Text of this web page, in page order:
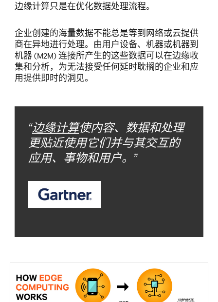
边缘计算只是在优化数据处理流程。
企业创建的海量数据不能总是等到网络或云提供
商在异地进行处理。由用户设备、机器或机器到
机器 (M2M) 连接所产生的这些数据可以在边缘收
集和分析，为无法接受任何延时耽搁的企业和应
用提供即时的洞见。
“边缘计算使内容、数据和处理
更贴近使用它们并与其交互的
应用、事物和用户。”